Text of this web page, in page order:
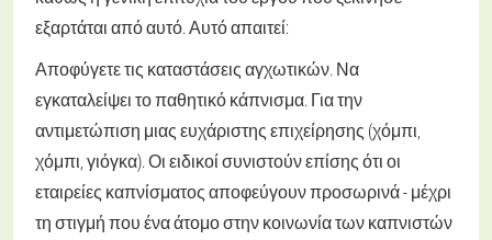
εξαρτάται από αυτό. Αυτό απαιτεί:
Αποφύγετε τις καταστάσεις αγχωτικών.Να
εγκαταλείψει το παθητικό κάπνισμα.Για την
αντιμετώπιση μιας ευχάριστης επιχείρησης (χόμπι,
χόμπι, γιόγκα).Οι ειδικοί συνιστούν επίσης ότι οι
εταιρείες καπνίσματος αποφεύγουν προσωρινά - μέχρι
τη στιγμή που ένα άτομο στην κοινωνία των καπνιστών